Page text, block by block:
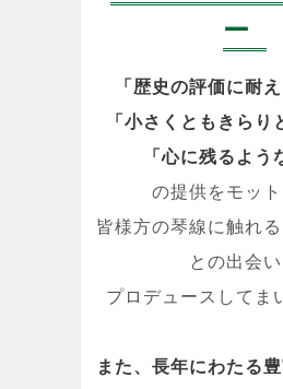
ー
「歴史の評価に耐
「小さくともきらり
「心に残るよう
の提供をモット
皆様方の琴線に触れ
との出会い
プロデュースしてま
また、長年にわたる